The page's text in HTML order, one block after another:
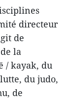
directeur
de
la
/ kayak, du
du judo,
de